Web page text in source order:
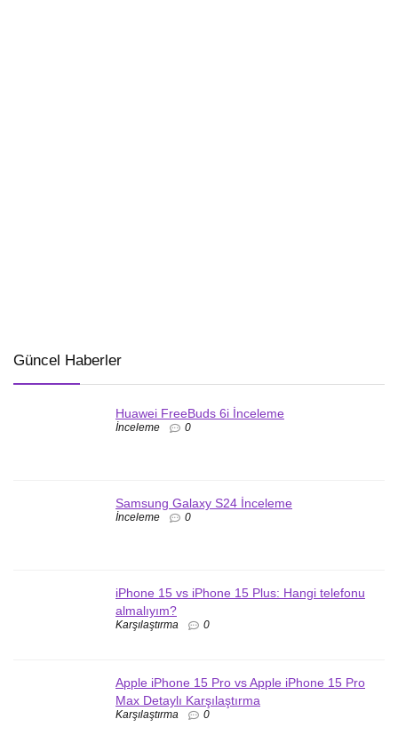
Güncel Haberler
Huawei FreeBuds 6i İnceleme
İnceleme 0
Samsung Galaxy S24 İnceleme
İnceleme 0
iPhone 15 vs iPhone 15 Plus: Hangi telefonu
almalıyım?
Karşılaştırma 0
Apple iPhone 15 Pro vs Apple iPhone 15 Pro
Max Detaylı Karşılaştırma
Karşılaştırma 0